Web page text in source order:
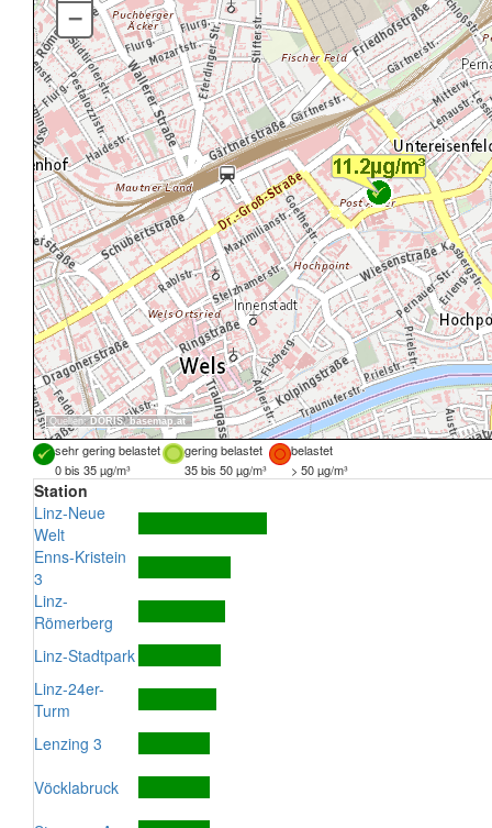
Quellen: DORIS, basemap.at
–
sehr gering belastet gering belastet
belastet
0 bis 35 µg/m³
35 bis 50 µg/m³ > 50 µg/m³
Station
Linz-Neue
Welt
Enns-Kristein
3
Linz-
Römerberg
Linz-Stadtpark
Linz-24er-
Turm
Lenzing 3
Vöcklabruck